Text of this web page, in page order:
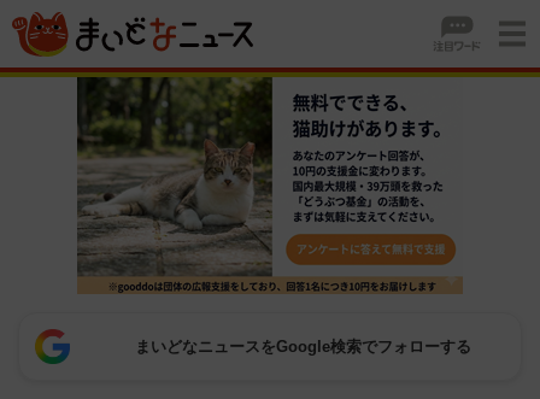
まいどなニュースをGoogle検索でフォローする